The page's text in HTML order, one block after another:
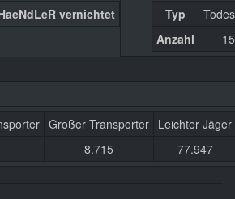
vernichtet
Typ
Anzahl
Großer Transporter Leichter Jäger
8.715 77.947